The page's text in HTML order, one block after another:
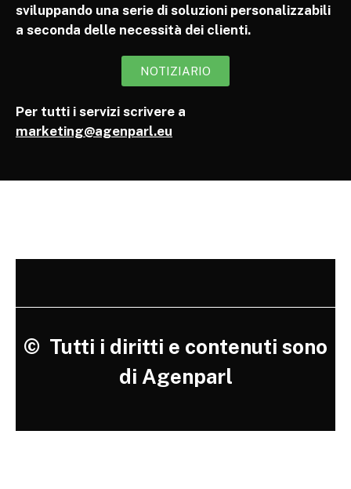
sviluppando una serie di soluzioni personalizzabili
a seconda delle necessità dei clienti.
NOTIZIARIO
Per tutti i servizi scrivere a
marketing@agenparl.eu
© Tutti i diritti e contenuti sono
di Agenparl